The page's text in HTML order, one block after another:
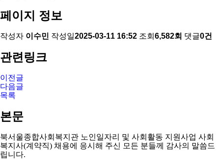
페이지 정보
작성자 이수민 작성일2025-03-11 16:52 조회 6,582회 댓글0건
관련링크
이전글
다음글
목록
본문
북서울종합사회복지관 노인일자리 및 사회활동 지원사업 사회
복지사(계약직) 채용에 응시해 주신 모든 분들께 감사의 말씀드
립니다.